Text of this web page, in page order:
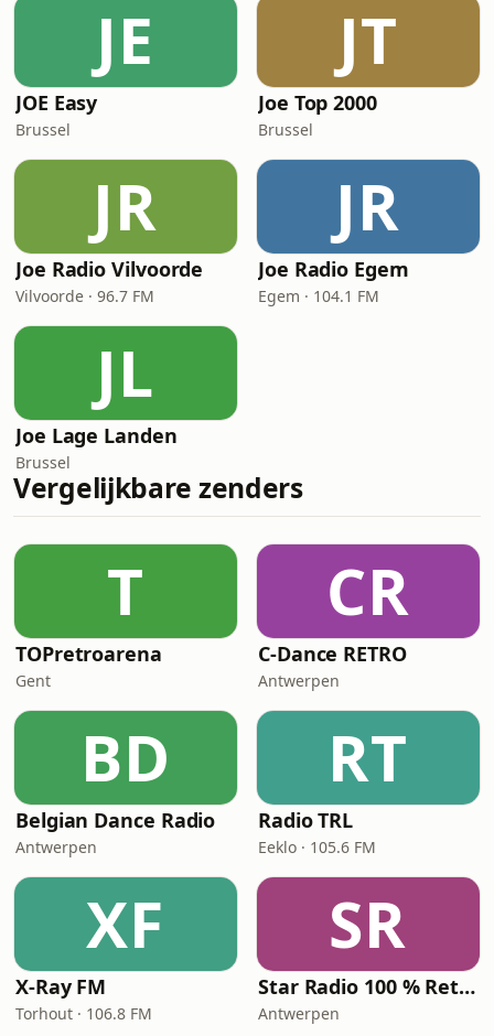
JE
JOE Easy
Brussel
JT
Joe Top 2000
Brussel
JR
Joe Radio Vilvoorde
Vilvoorde · 96.7 FM
JR
Joe Radio Egem
Egem · 104.1 FM
JL
Joe Lage Landen
Brussel
Vergelijkbare zenders
T
TOPretroarena
Gent
CR
C-Dance RETRO
Antwerpen
BD
Belgian Dance Radio
Antwerpen
RT
Radio TRL
Eeklo · 105.6 FM
XF
X-Ray FM
Torhout · 106.8 FM
SR
Star Radio 100 % Retrro
Antwerpen